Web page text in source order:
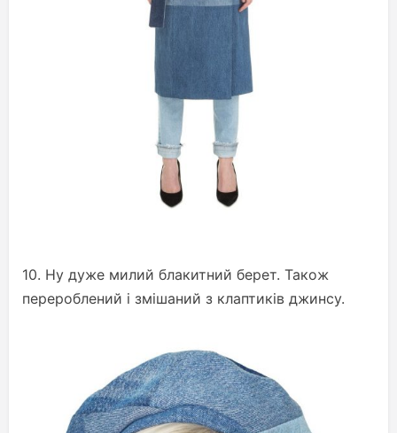
10. Ну дуже милий блакитний берет. Також
перероблений і змішаний з клаптиків джинсу.